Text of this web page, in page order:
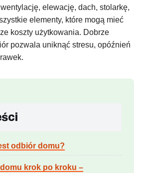
elewację, dach, stolarkę,
elementy, które mogą mieć
koszty użytkowania. Dobrze
pozwala uniknąć stresu, opóźnień
odbiór domu?
krok po kroku –